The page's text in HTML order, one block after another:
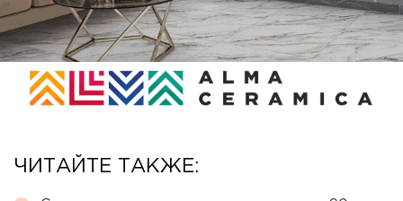
ЧИТАЙТЕ ТАКЖЕ: